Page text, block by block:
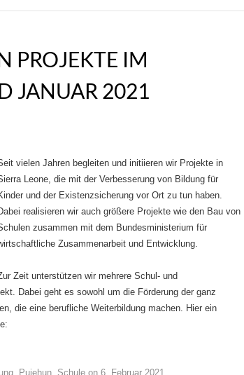
PROJEKTE IM
JANUAR 2021
vielen Jahren begleiten und initiieren wir Projekte in
Leone, die mit der Verbesserung von Bildung für
und der Existenzsicherung vor Ort zu tun haben.
realisieren wir auch größere Projekte wie den Bau von
zusammen mit dem Bundesministerium für
Zusammenarbeit und Entwicklung.
Zeit unterstützen wir mehrere Schul- und
Dabei geht es sowohl um die Förderung der ganz
die eine berufliche Weiterbildung machen. Hier ein
Pujehun Schule on 6. Februar 2021